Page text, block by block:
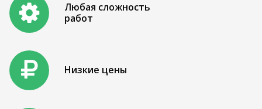
Любая сложность
работ
Низкие цены